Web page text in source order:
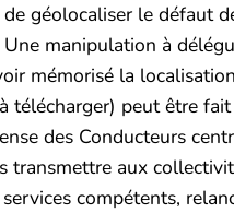
géolocaliser le défaut
Une manipulation à
mémorisé la
télécharger) peut être
des Conducteurs
aux
compétents,